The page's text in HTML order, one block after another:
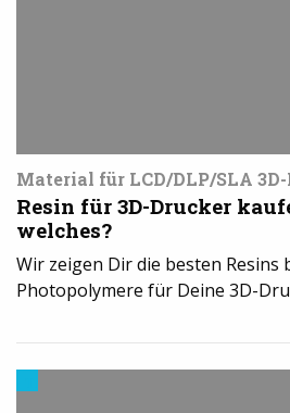
Material für LCD/DLP/SLA
Resin für 3D-Drucker
welches?
Wir zeigen Dir die besten Resins
Photopolymere für Deine 3D-